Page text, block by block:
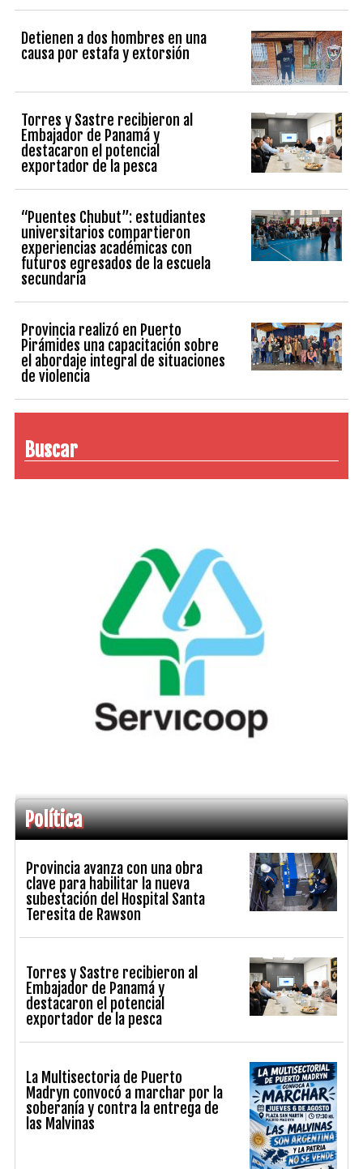
Detienen a dos hombres en una
causa por estafa y extorsión
Torres y Sastre recibieron al
Embajador de Panamá y
destacaron el potencial
exportador de la pesca
“Puentes Chubut”: estudiantes
universitarios compartieron
experiencias académicas con
futuros egresados de la escuela
secundaria
Provincia realizó en Puerto
Pirámides una capacitación sobre
el abordaje integral de situaciones
de violencia
Buscar
Política
Provincia avanza con una obra
clave para habilitar la nueva
subestación del Hospital Santa
Teresita de Rawson
Torres y Sastre recibieron al
Embajador de Panamá y
destacaron el potencial
exportador de la pesca
La Multisectoria de Puerto
Madryn convocó a marchar por la
soberanía y contra la entrega de
las Malvinas